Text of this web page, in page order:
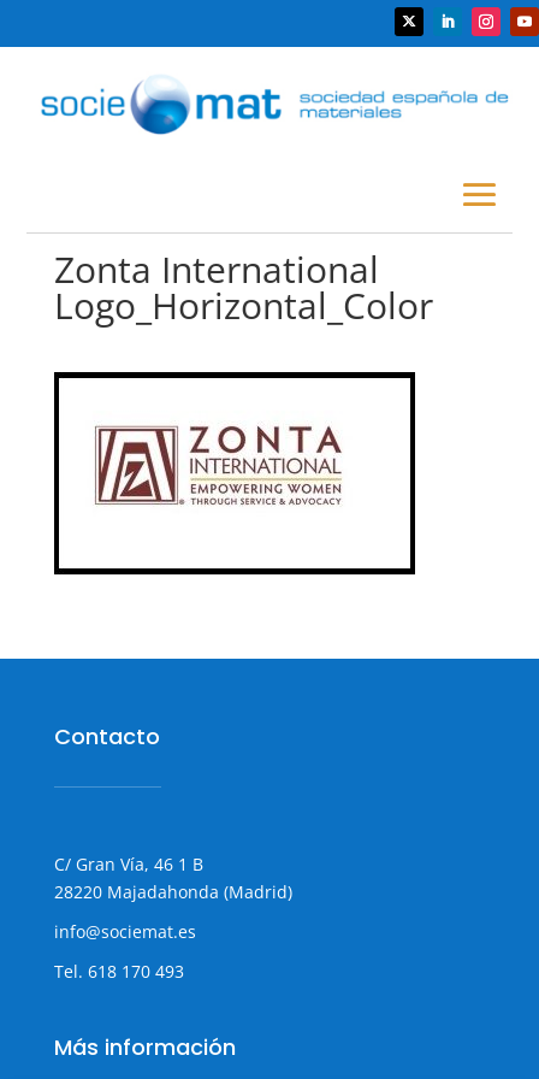
Zonta International
Logo_Horizontal_Color
Contacto
C/ Gran Vía, 46 1 B
28220 Majadahonda (Madrid)
info@sociemat.es
Tel. 618 170 493
Más información